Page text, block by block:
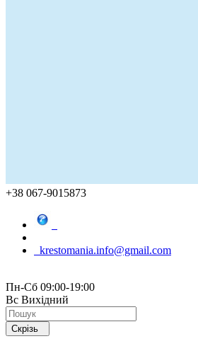
+38 067-9015873
krestomania.info@gmail.com
Пн-Сб 09:00-19:00
Вс Вихідний
Скрізь